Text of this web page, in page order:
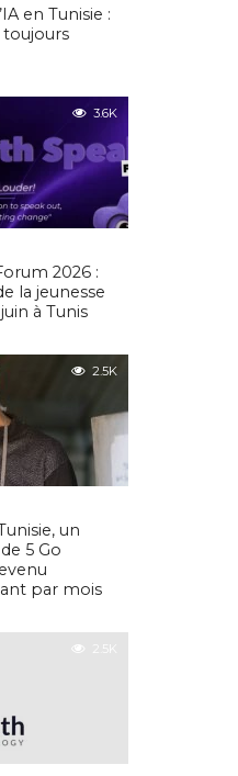
en Tunisie :
toujours
3.6K
2026 :
la jeunesse
à Tunis
2.5K
un
5 Go
par mois
2.5K